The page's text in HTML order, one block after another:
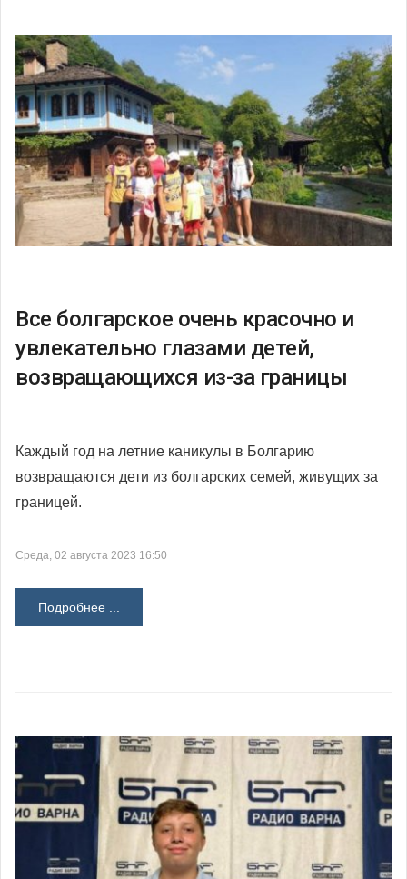
Все болгарское очень красочно и
увлекательно глазами детей,
возвращающихся из-за границы
Каждый год на летние каникулы в Болгарию
возвращаются дети из болгарских семей, живущих за
границей.
Среда, 02 августа 2023 16:50
Подробнее ...